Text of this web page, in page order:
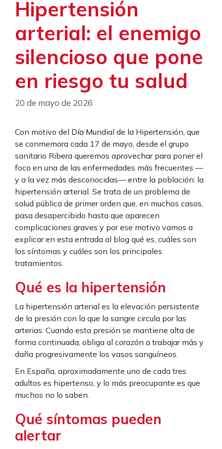
Hipertensión
arterial: el enemigo
silencioso que pone
en riesgo tu salud
20 de mayo de 2026
Con motivo del Día Mundial de la Hipertensión, que
se conmemora cada 17 de mayo, desde el grupo
sanitario Ribera queremos aprovechar para poner el
foco en una de las enfermedades más frecuentes —
y a la vez más desconocidas— entre la población: la
hipertensión arterial. Se trata de un problema de
salud pública de primer orden que, en muchos casos,
pasa desapercibido hasta que aparecen
complicaciones graves y por ese motivo vamos a
explicar en esta entrada al blog qué es, cuáles son
los síntomas y cuáles son los principales
tratamientos.
Qué es la hipertensión
La hipertensión arterial es la elevación persistente
de la presión con la que la sangre circula por las
arterias. Cuando esta presión se mantiene alta de
forma continuada, obliga al corazón a trabajar más y
daña progresivamente los vasos sanguíneos.
En España, aproximadamente uno de cada tres
adultos es hipertenso, y lo más preocupante es que
muchos no lo saben.
Qué síntomas pueden
alertar